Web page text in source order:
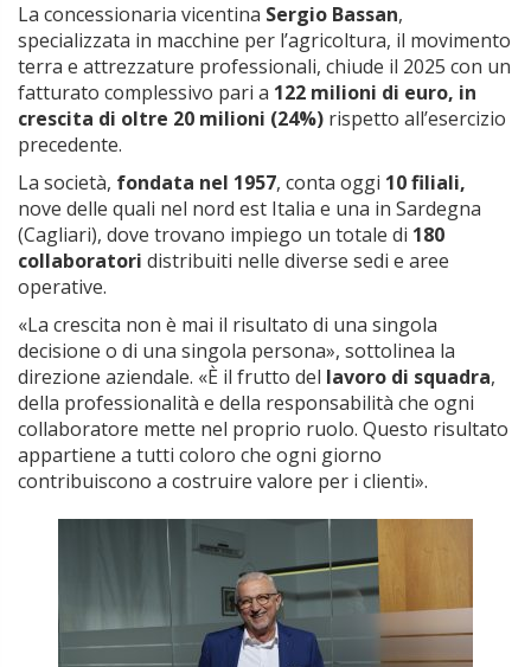
La concessionaria vicentina Sergio Bassan,
specializzata in macchine per l’agricoltura, il movimento
terra e attrezzature professionali, chiude il 2025 con un
fatturato complessivo pari a 122 milioni di euro, in
crescita di oltre 20 milioni (24%) rispetto all’esercizio
precedente.
La società, fondata nel 1957, conta oggi 10 filiali,
nove delle quali nel nord est Italia e una in Sardegna
(Cagliari), dove trovano impiego un totale di 180
collaboratori distribuiti nelle diverse sedi e aree
operative.
«La crescita non è mai il risultato di una singola
decisione o di una singola persona», sottolinea la
direzione aziendale. «È il frutto del lavoro di squadra,
della professionalità e della responsabilità che ogni
collaboratore mette nel proprio ruolo. Questo risultato
appartiene a tutti coloro che ogni giorno
contribuiscono a costruire valore per i clienti».